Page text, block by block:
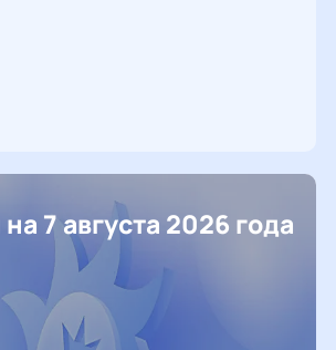
7 августа 2026 года